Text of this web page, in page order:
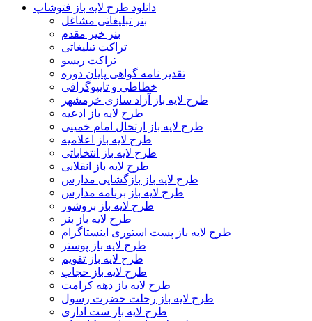
دانلود طرح لایه باز فتوشاپ
بنر تبلیغاتی مشاغل
بنر خیر مقدم
تراکت تبلیغاتی
تراکت ریسو
تقدیر نامه گواهی پایان دوره
خطاطی و تایپوگرافی
طرح لایه باز آزاد سازی خرمشهر
طرح لایه باز ادعیه
طرح لایه باز ارتحال امام خمینی
طرح لایه باز اعلامیه
طرح لایه باز انتخاباتی
طرح لایه باز انقلابی
طرح لایه باز بازگشایی مدارس
طرح لایه باز برنامه مدارس
طرح لایه باز بروشور
طرح لایه باز بنر
طرح لایه باز پست استوری اینستاگرام
طرح لایه باز پوستر
طرح لایه باز تقویم
طرح لایه باز حجاب
طرح لایه باز دهه کرامت
طرح لایه باز رحلت حضرت رسول
طرح لایه باز ست اداری